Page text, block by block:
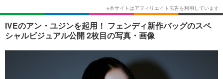
ショッピング その他
IVEのアン・ユジンを起用！ フェンディ新作バッグのスペ
シャルビジュアル公開 2枚目の写真・画像